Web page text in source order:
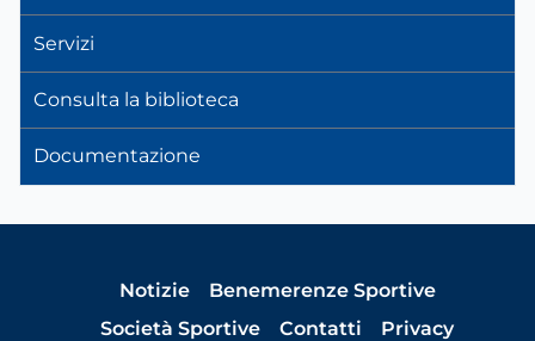
Servizi
Consulta la biblioteca
Documentazione
Notizie
Benemerenze Sportive
Società Sportive
Contatti Privacy